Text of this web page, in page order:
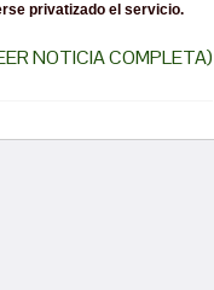
privatizado el servicio.
NOTICIA COMPLETA)